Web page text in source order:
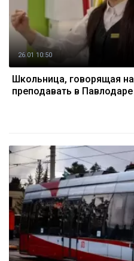
26.01 10:50
Школьница, говорящая
преподавать в Павлодаре